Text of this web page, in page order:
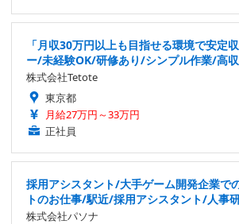
「月収30万円以上も目指せる環境で安定
ー/未経験OK/研修あり/シンプル作業/高
株式会社Tetote
東京都
月給27万円～33万円
正社員
採用アシスタント/大手ゲーム開発企業で
トのお仕事/駅近/採用アシスタント/人事
株式会社パソナ